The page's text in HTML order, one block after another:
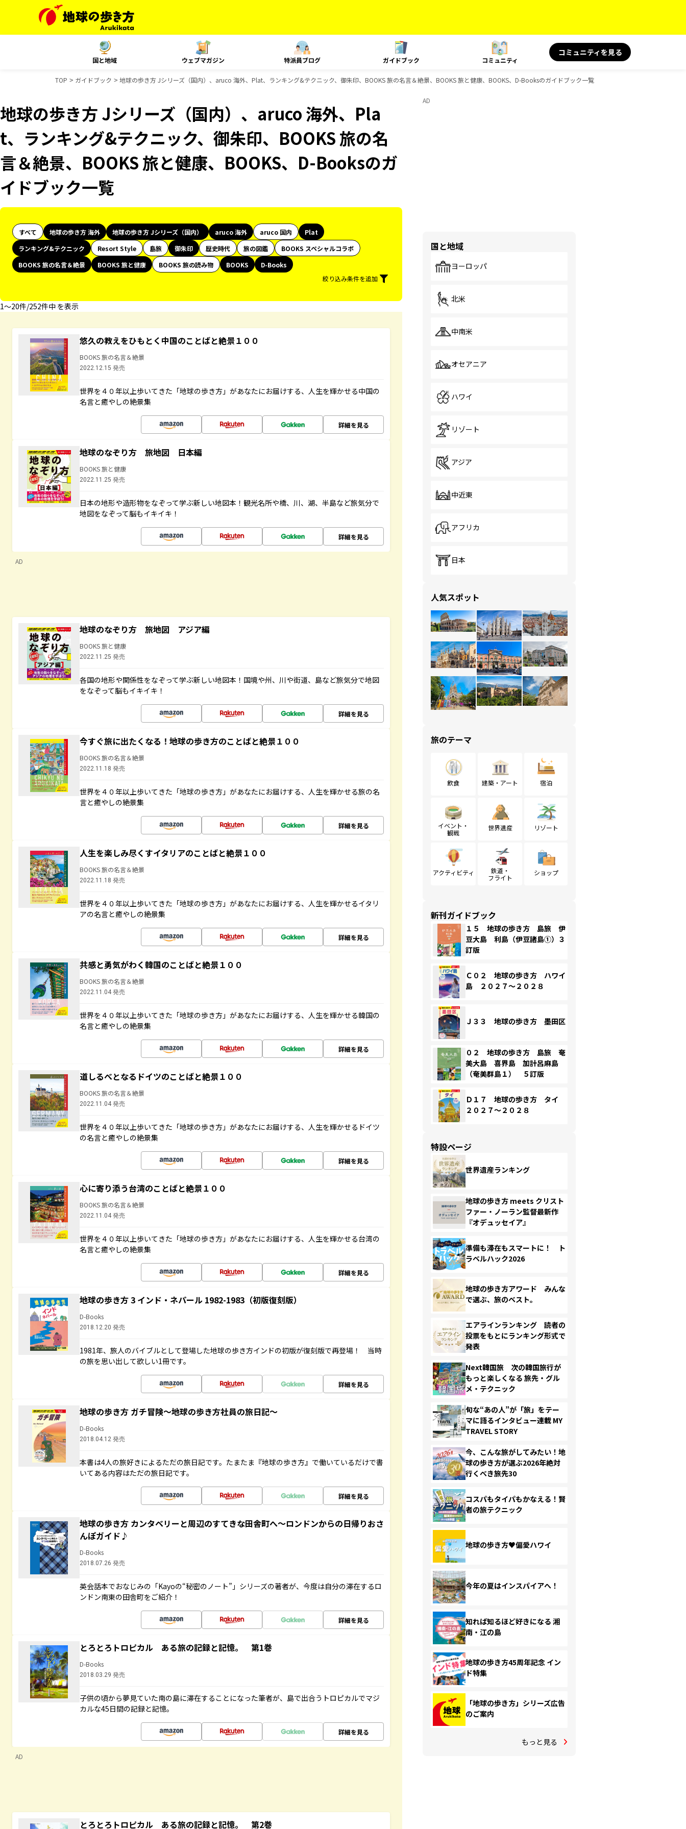
国と地域 ウェブマガジン 特派員ブログ ガイドブック コミュニティ
コミュニティを見る
TOP ガイドブック 地球の歩き方 Jシリーズ（国内）、aruco 海外、Plat、ランキング&テクニック、御朱印、BOOKS 旅の名言＆絶景、BOOKS 旅と健康、BOOKS、D-Booksのガイドブック一覧
地球の歩き方 Jシリーズ（国内）、aruco 海外、Pla
t、ランキング&テクニック、御朱印、BOOKS 旅の名
言＆絶景、BOOKS 旅と健康、BOOKS、D-Booksのガ
イドブック一覧
すべて 地球の歩き方 海外 地球の歩き方 Jシリーズ（国内） aruco 海外 aruco 国内
Plat
ランキング&テクニック
Resort Style 島旅 御朱印 歴史時代 旅の図鑑
BOOKS スペシャルコラボ
BOOKS 旅の名言＆絶景
BOOKS 旅と健康 BOOKS 旅の読み物 BOOKS
D-Books
絞り込み条件を追加
1〜20件/252件中 を表示
悠久の教えをひもとく中国のことばと絶景１００
BOOKS 旅の名言＆絶景
2022.12.15 発売
世界を４０年以上歩いてきた「地球の歩き方」があなたにお届けする、人生を輝かせる中国の
名言と癒やしの絶景集
詳細を見る
地球のなぞり方 旅地図 日本編
BOOKS 旅と健康
2022.11.25 発売
日本の地形や造形物をなぞって学ぶ新しい地図本！観光名所や橋、川、湖、半島など旅気分で
地図をなぞって脳もイキイキ！
詳細を見る
AD
地球のなぞり方 旅地図 アジア編
BOOKS 旅と健康
2022.11.25 発売
各国の地形や関係性をなぞって学ぶ新しい地図本！国境や州、川や街道、島など旅気分で地図
をなぞって脳もイキイキ！
詳細を見る
今すぐ旅に出たくなる！地球の歩き方のことばと絶景１００
BOOKS 旅の名言＆絶景
2022.11.18 発売
世界を４０年以上歩いてきた「地球の歩き方」があなたにお届けする、人生を輝かせる旅の名
言と癒やしの絶景集
詳細を見る
人生を楽しみ尽くすイタリアのことばと絶景１００
BOOKS 旅の名言＆絶景
2022.11.18 発売
世界を４０年以上歩いてきた「地球の歩き方」があなたにお届けする、人生を輝かせるイタリ
アの名言と癒やしの絶景集
詳細を見る
共感と勇気がわく韓国のことばと絶景１００
BOOKS 旅の名言＆絶景
2022.11.04 発売
世界を４０年以上歩いてきた「地球の歩き方」があなたにお届けする、人生を輝かせる韓国の
名言と癒やしの絶景集
詳細を見る
道しるべとなるドイツのことばと絶景１００
BOOKS 旅の名言＆絶景
2022.11.04 発売
世界を４０年以上歩いてきた「地球の歩き方」があなたにお届けする、人生を輝かせるドイツ
の名言と癒やしの絶景集
詳細を見る
心に寄り添う台湾のことばと絶景１００
BOOKS 旅の名言＆絶景
2022.11.04 発売
世界を４０年以上歩いてきた「地球の歩き方」があなたにお届けする、人生を輝かせる台湾の
名言と癒やしの絶景集
詳細を見る
地球の歩き方 3 インド・ネパール 1982-1983（初版復刻版）
D-Books
2018.12.20 発売
1981年、旅人のバイブルとして登場した地球の歩き方インドの初版が復刻版で再登場！ 当時
の旅を思い出して欲しい1冊です。
詳細を見る
地球の歩き方 ガチ冒険～地球の歩き方社員の旅日記～
D-Books
2018.04.12 発売
本書は4人の旅好きによるただの旅日記です。たまたま『地球の歩き方』で働いているだけで書
いてある内容はただの旅日記です。
詳細を見る
地球の歩き方 カンタベリーと周辺のすてきな田舎町へ～ロンドンからの日帰りおさ
んぽガイド♪
D-Books
2018.07.26 発売
英会話本でおなじみの「Kayoの“秘密のノート”」シリーズの著者が、今度は自分の滞在するロ
ンドン南東の田舎町をご紹介！
詳細を見る
とろとろトロピカル ある旅の記録と記憶。 第1巻
D-Books
2018.03.29 発売
子供の頃から夢見ていた南の島に滞在することになった筆者が、島で出合うトロピカルでマジ
カルな45日間の記録と記憶。
詳細を見る
AD
とろとろトロピカル ある旅の記録と記憶。 第2巻
AD
国と地域
ヨーロッパ
北米
中南米
オセアニア
ハワイ
リゾート
アジア
中近東
アフリカ
日本
人気スポット
旅のテーマ
飲食 建築・アート 宿泊
イベント・
観戦
世界遺産 リゾート
アクティビティ
鉄道・
フライト
ショップ
新刊ガイドブック
１５ 地球の歩き方 島旅 伊
豆大島 利島（伊豆諸島①）３
訂版
Ｃ０２ 地球の歩き方 ハワイ
島 ２０２７～２０２８
Ｊ３３ 地球の歩き方 墨田区
０２ 地球の歩き方 島旅 奄
美大島 喜界島 加計呂麻島
（奄美群島１） ５訂版
Ｄ１７ 地球の歩き方 タイ
２０２７～２０２８
特設ページ
世界遺産ランキング
地球の歩き方 meets クリスト
ファー・ノーラン監督最新作
『オデュッセイア』
準備も滞在もスマートに！ ト
ラベルハック2026
地球の歩き方アワード みんな
で選ぶ、旅のベスト。
エアラインランキング 読者の
投票をもとにランキング形式で
発表
Next韓国旅 次の韓国旅行が
もっと楽しくなる 旅先・グル
メ・テクニック
旬な“あの人”が「旅」をテー
マに語るインタビュー連載 MY
TRAVEL STORY
今、こんな旅がしてみたい！地
球の歩き方が選ぶ2026年絶対
行くべき旅先30
コスパもタイパもかなえる！賢
者の旅テクニック
地球の歩き方♥偏愛ハワイ
今年の夏はインスパイアへ！
知れば知るほど好きになる 湘
南・江の島
地球の歩き方45周年記念 イン
ド特集
「地球の歩き方」シリーズ広告
のご案内
もっと見る